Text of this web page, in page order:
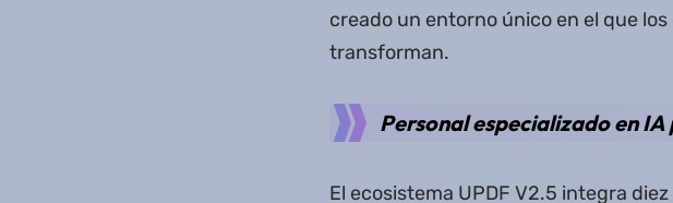
creado un entorno único en el que
transforman.
Personal especializado en
El ecosistema UPDF V2.5 integra